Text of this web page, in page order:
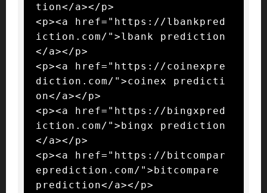
tion</a></p>
<p><a href="https://lbankpred
iction.com/">lbank prediction
</a></p>
<p><a href="https://coinexpre
diction.com/">coinex predicti
on</a></p>
<p><a href="https://bingxpred
iction.com/">bingx prediction
</a></p>
<p><a href="https://bitcompar
eprediction.com/">bitcompare
prediction</a></p>